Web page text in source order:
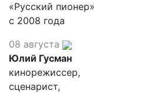
«Русский пионер»
с 2008 года
08 августа
Юлий Гусман
кинорежиссер,
сценарист,